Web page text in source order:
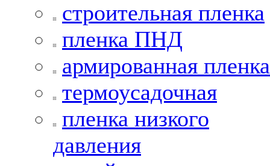
строительная пленка
пленка ПНД
армированная пленка
термоусадочная
пленка низкого
давления